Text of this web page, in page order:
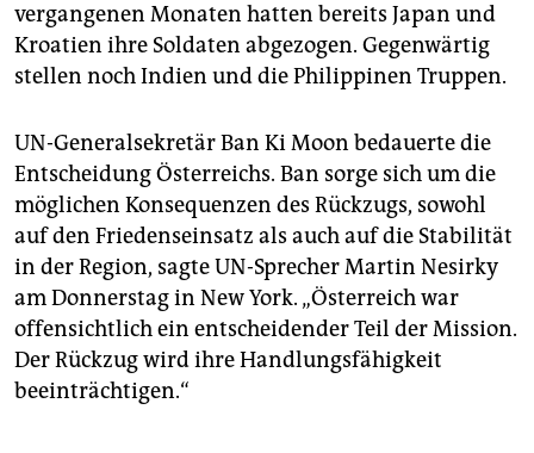
vergangenen Monaten hatten bereits Japan und
Kroatien ihre Soldaten abgezogen. Gegenwärtig
stellen noch Indien und die Philippinen Truppen.
UN-Generalsekretär Ban Ki Moon bedauerte die
Entscheidung Österreichs. Ban sorge sich um die
möglichen Konsequenzen des Rückzugs, sowohl
auf den Friedenseinsatz als auch auf die Stabilität
in der Region, sagte UN-Sprecher Martin Nesirky
am Donnerstag in New York. „Österreich war
offensichtlich ein entscheidender Teil der Mission.
Der Rückzug wird ihre Handlungsfähigkeit
beeinträchtigen.“